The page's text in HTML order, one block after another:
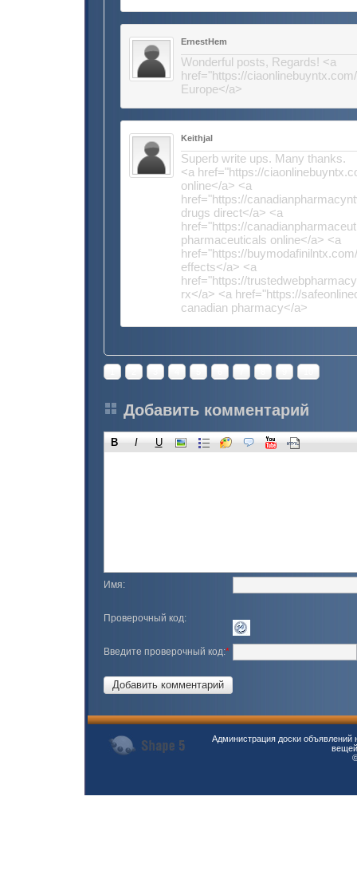
ErnestHem
Wonderful posts, Regards! <a
href="https://
Europe</a>
Keithjal
Superb write ups. Many thanks.
<a href="https://
online</a> <a
href="https://
drugs direct</a> <a
href="https://
pharmaceuticals online</a> <a
href="https://
effects</a> <a
href="https://
rx</a> <a href="https://
canadian pharmacy</a>
Добавить комментарий
B I U
Имя:
Проверочный код:
Введите проверочный код:*
Администрация доски объявлений